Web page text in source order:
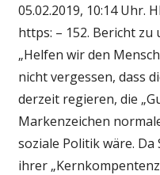
05.02.2019, 10:14 Uhr.
https: – 152. Bericht
„Helfen wir den
nicht vergessen, dass
derzeit regieren, die
Markenzeichen
soziale Politik wäre. Da
ihrer